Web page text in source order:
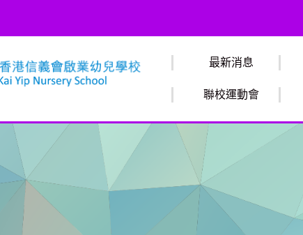
最新消息
聯校運動會